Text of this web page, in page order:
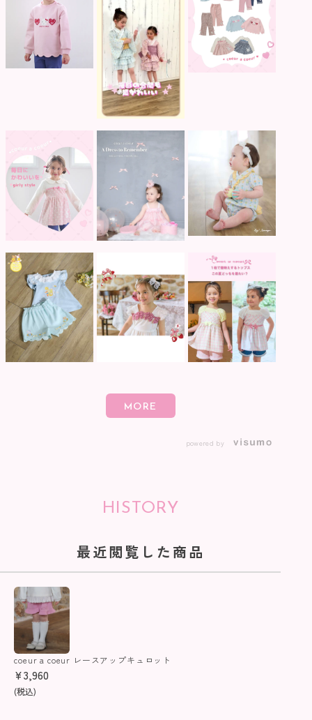
powered by
HISTORY
最近閲覧した商品
coeur a coeur レースアップキュロット
¥3,960
(税込)